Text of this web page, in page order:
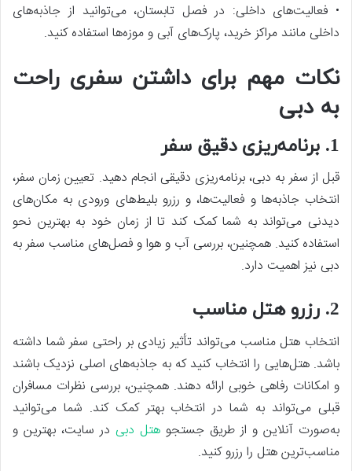
• فعالیت‌های داخلی: در فصل تابستان، می‌توانید از جاذبه‌های
داخلی مانند مراکز خرید، پارک‌های آبی و موزه‌ها استفاده کنید.
نکات مهم برای داشتن سفری راحت
به دبی
1. برنامه‌ریزی دقیق سفر
قبل از سفر به دبی، برنامه‌ریزی دقیقی انجام دهید. تعیین زمان سفر،
انتخاب جاذبه‌ها و فعالیت‌ها، و رزرو بلیط‌های ورودی به مکان‌های
دیدنی می‌تواند به شما کمک کند تا از زمان خود به بهترین نحو
استفاده کنید. همچنین، بررسی آب و هوا و فصل‌های مناسب سفر به
دبی نیز اهمیت دارد.
2. رزرو هتل مناسب
انتخاب هتل مناسب می‌تواند تأثیر زیادی بر راحتی سفر شما داشته
باشد. هتل‌هایی را انتخاب کنید که به جاذبه‌های اصلی نزدیک باشند
و امکانات رفاهی خوبی ارائه دهند. همچنین، بررسی نظرات مسافران
قبلی می‌تواند به شما در انتخاب بهتر کمک کند. شما می‌توانید
به‌صورت آنلاین و از طریق جستجو هتل دبی در سایت، بهترین و
مناسب‌ترین هتل را رزرو کنید.